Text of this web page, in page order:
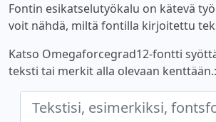
Fontin esikatselutyökalu on kätevä
voit nähdä, miltä fontilla kirjoitettu
Katso Omegaforcegrad12-fontti
teksti tai merkit alla olevaan kenttään.: